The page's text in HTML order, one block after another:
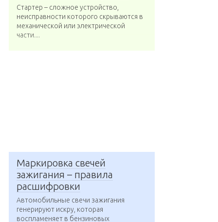
Стартер – сложное устройство,
неисправности которого скрываются в
механической или электрической
части....
Маркировка свечей
зажигания – правила
расшифровки
Автомобильные свечи зажигания
генерируют искру, которая
воспламеняет в бензиновых